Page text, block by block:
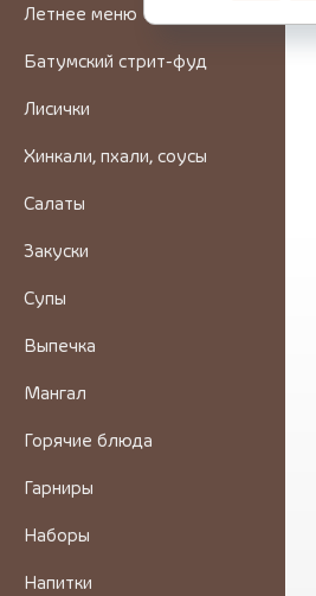
Летнее меню
Батумский стрит-фуд
Лисички
Хинкали, пхали, соусы
Салаты
Закуски
Супы
Выпечка
Мангал
Горячие блюда
Гарниры
Наборы
Напитки